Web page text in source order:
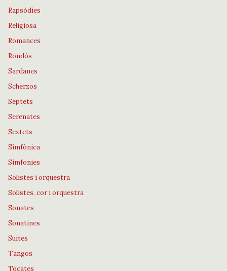
Rapsòdies
Religiosa
Romances
Rondós
Sardanes
Scherzos
Septets
Serenates
Sextets
Simfònica
Simfonies
Solistes i orquestra
Solistes, cor i orquestra
Sonates
Sonatines
Suites
Tangos
Tocates